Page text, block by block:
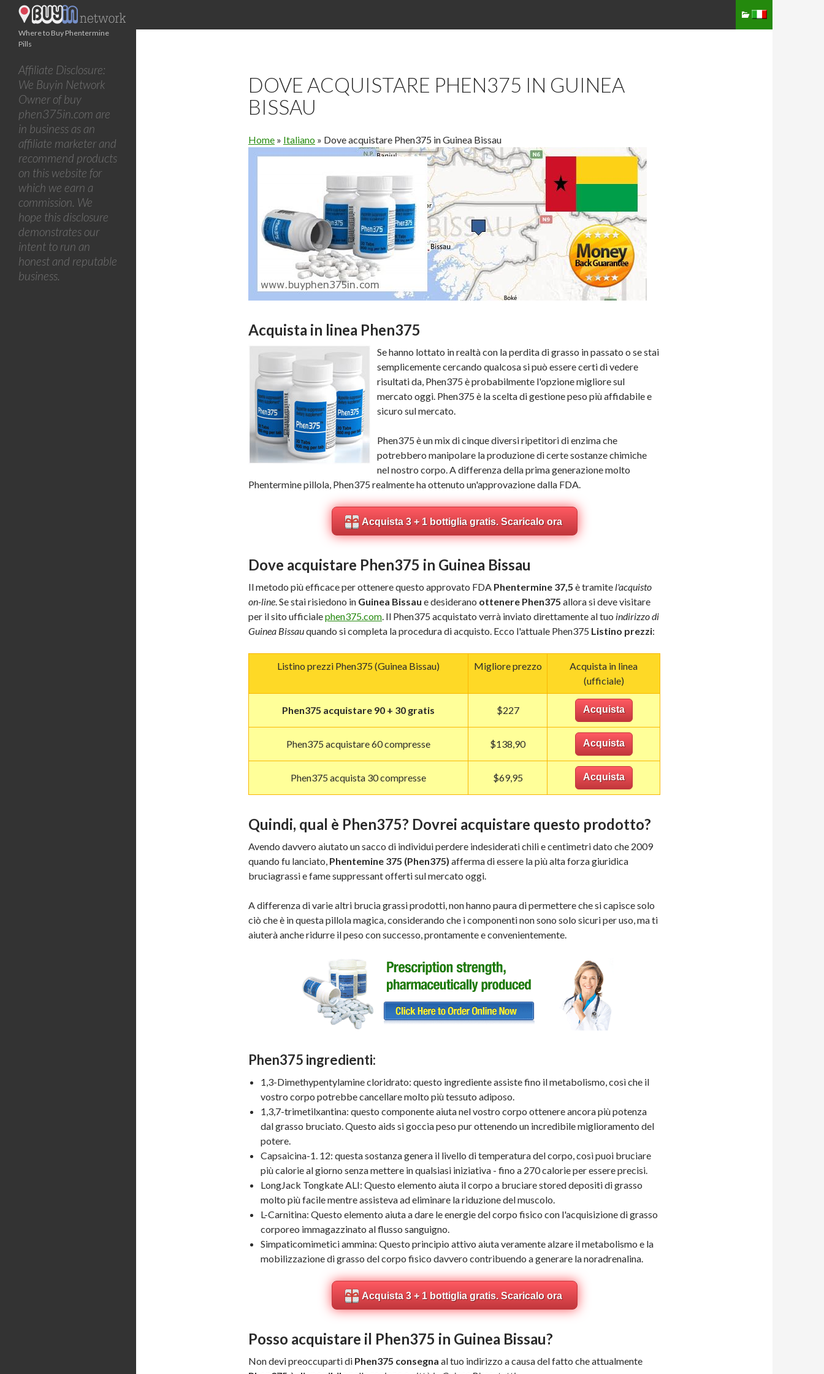
DOVE ACQUISTARE PHEN375 IN GUINEA
BISSAU
Home » Italiano » Dove acquistare Phen375 in Guinea Bissau
Acquista in linea Phen375
Se hanno lottato in realtà con la perdita di grasso in passato o se stai
semplicemente cercando qualcosa si può essere certi di vedere
risultati da, Phen375 è probabilmente l'opzione migliore sul
mercato oggi. Phen375 è la scelta di gestione peso più affidabile e
sicuro sul mercato.
Phen375 è un mix di cinque diversi ripetitori di enzima che
potrebbero manipolare la produzione di certe sostanze chimiche
nel nostro corpo. A differenza della prima generazione molto
Phentermine pillola, Phen375 realmente ha ottenuto un'approvazione dalla FDA.
Acquista 3 + 1 bottiglia gratis. Scaricalo ora
Dove acquistare Phen375 in Guinea Bissau
Il metodo più efficace per ottenere questo approvato FDA Phentermine 37,5 è tramite l'acquisto
on-line. Se stai risiedono in Guinea Bissau e desiderano ottenere Phen375 allora si deve visitare
per il sito ufficialephen375.com. Il Phen375 acquistato verrà inviato direttamente al tuo indirizzo di
Guinea Bissauquando si completa la procedura di acquisto. Ecco l'attuale Phen375 Listino prezzi:
Listino prezzi Phen375 (Guinea Bissau) Migliore prezzo
Acquista in linea
(ufficiale)
Phen375 acquistare 90 + 30 gratis $227 Acquista
Phen375 acquistare 60 compresse $138,90 Acquista
Phen375 acquista 30 compresse $69,95 Acquista
Quindi, qual è Phen375? Dovrei acquistare questo prodotto?
Avendo davvero aiutato un sacco di individui perdere indesiderati chili e centimetri dato che 2009
quando fu lanciato, Phentemine 375 (Phen375) afferma di essere la più alta forza giuridica
bruciagrassi e fame suppressant offerti sul mercato oggi.
A differenza di varie altri brucia grassi prodotti, non hanno paura di permettere che si capisce solo
ciò che è in questa pillola magica, considerando che i componenti non sono solo sicuri per uso, ma ti
aiuterà anche ridurre il peso con successo, prontamente e convenientemente.
Phen375 ingredienti:
1,3-Dimethypentylamine cloridrato: questo ingrediente assiste fino il metabolismo, così che il
vostro corpo potrebbe cancellare molto più tessuto adiposo.
1,3,7-trimetilxantina: questo componente aiuta nel vostro corpo ottenere ancora più potenza
dal grasso bruciato. Questo aids si goccia peso pur ottenendo un incredibile miglioramento del
potere.
Capsaicina-1. 12: questa sostanza genera il livello di temperatura del corpo, così puoi bruciare
più calorie al giorno senza mettere in qualsiasi iniziativa - fino a 270 calorie per essere precisi.
LongJack Tongkate ALI: Questo elemento aiuta il corpo a bruciare stored depositi di grasso
molto più facile mentre assisteva ad eliminare la riduzione del muscolo.
L-Carnitina: Questo elemento aiuta a dare le energie del corpo fisico con l'acquisizione di grasso
corporeo immagazzinato al flusso sanguigno.
Simpaticomimetici ammina: Questo principio attivo aiuta veramente alzare il metabolismo e la
mobilizzazione di grasso del corpo fisico davvero contribuendo a generare la noradrenalina.
Acquista 3 + 1 bottiglia gratis. Scaricalo ora
Posso acquistare il Phen375 in Guinea Bissau?
Non devi preoccuparti di Phen375 consegna al tuo indirizzo a causa del fatto che attualmente
Where to Buy Phentermine
Pills
Affiliate Disclosure:
We Buyin Network
Owner of buy
phen375in.com are
in business as an
affiliate marketer and
recommend products
on this website for
which we earn a
commission. We
hope this disclosure
demonstrates our
intent to run an
honest and reputable
business.